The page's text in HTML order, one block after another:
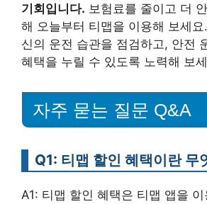
기회입니다. 보험료를 줄이고 더
해 오늘부터 티맵을 이용해 보세
신의 운전 습관을 점검하고, 안전
혜택을 누릴 수 있도록 노력해 보
자주 묻는 질문 Q&A
Q1: 티맵 할인 혜택이란 무
A1: 티맵 할인 혜택은 티맵 앱을